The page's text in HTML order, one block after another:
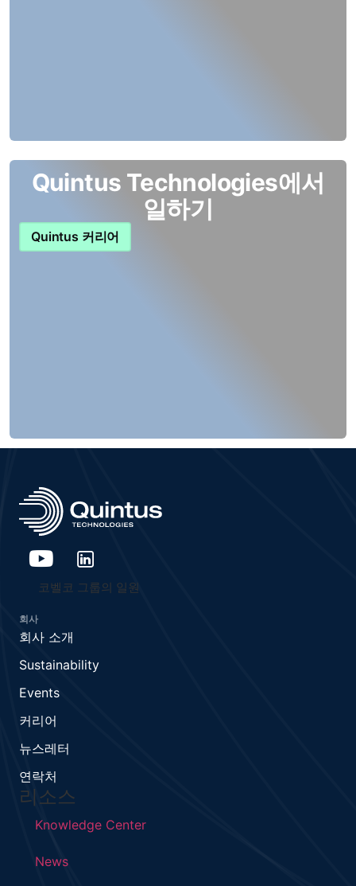
Quintus Technologies에서
일하기
Quintus 커리어
코벨코 그룹의 일원
회사
회사 소개
Sustainability
Events
커리어
뉴스레터
연락처
리소스
Knowledge Center
News